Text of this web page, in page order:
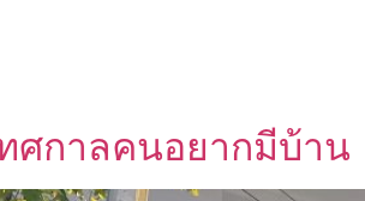
ทศกาลคนอยากมีบ้าน